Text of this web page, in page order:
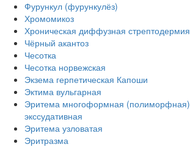
Фурункул (фурункулёз)
Хромомикоз
Хроническая диффузная стрептодермия
Чёрный акантоз
Чесотка
Чесотка норвежская
Экзема герпетическая Капоши
Эктима вульгарная
Эритема многоформная (полиморфная)
экссудативная
Эритема узловатая
Эритразма